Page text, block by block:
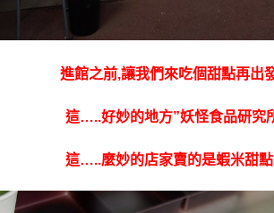
進館之前,讓我們來吃個甜點再出
這…..好妙的地方”妖怪食品研究
這…..麼妙的店家賣的是蝦米甜點